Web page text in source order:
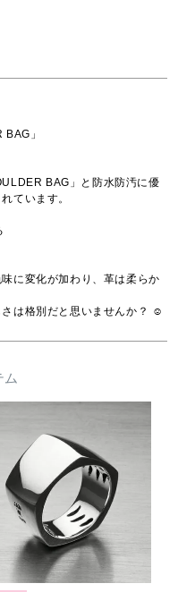
」
BAG」と防水防汚に優
ています。
に変化が加わり、革は柔らか
は格別だと思いませんか？ ☺︎
ム